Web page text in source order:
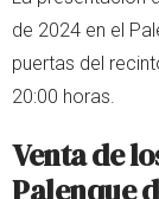
de 2024 en el
puertas del
20:00 horas.
Venta de
Palenque